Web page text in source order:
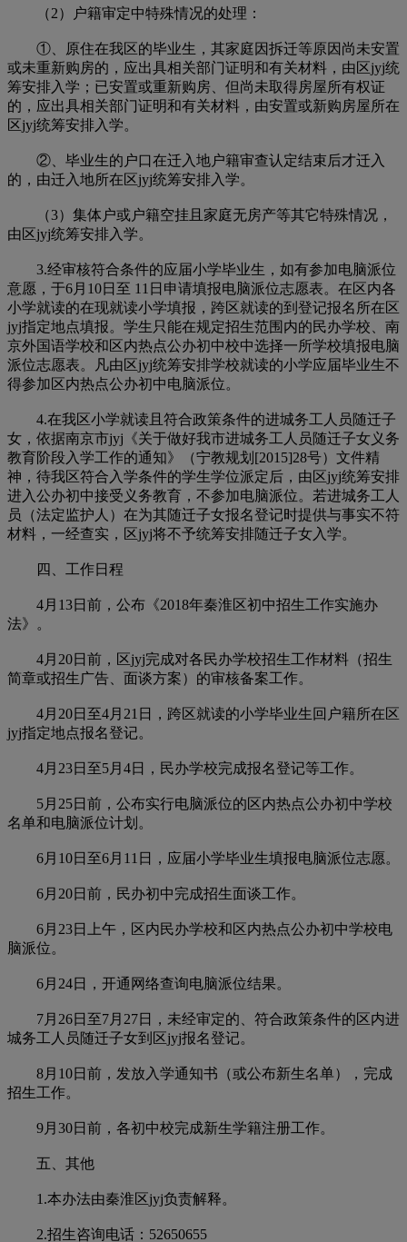
（2）户籍审定中特殊情况的处理：
①、原住在我区的毕业生，其家庭因拆迁等原因尚未安置
或未重新购房的，应出具相关部门证明和有关材料，由区jyj统
筹安排入学；已安置或重新购房、但尚未取得房屋所有权证
的，应出具相关部门证明和有关材料，由安置或新购房屋所在
区jyj统筹安排入学。
②、毕业生的户口在迁入地户籍审查认定结束后才迁入
的，由迁入地所在区jyj统筹安排入学。
（3）集体户或户籍空挂且家庭无房产等其它特殊情况，
由区jyj统筹安排入学。
3.经审核符合条件的应届小学毕业生，如有参加电脑派位
意愿，于6月10日至 11日申请填报电脑派位志愿表。在区内各
小学就读的在现就读小学填报，跨区就读的到登记报名所在区
jyj指定地点填报。学生只能在规定招生范围内的民办学校、南
京外国语学校和区内热点公办初中校中选择一所学校填报电脑
派位志愿表。凡由区jyj统筹安排学校就读的小学应届毕业生不
得参加区内热点公办初中电脑派位。
4.在我区小学就读且符合政策条件的进城务工人员随迁子
女，依据南京市jyj《关于做好我市进城务工人员随迁子女义务
教育阶段入学工作的通知》（宁教规划[2015]28号）文件精
神，待我区符合入学条件的学生学位派定后，由区jyj统筹安排
进入公办初中接受义务教育，不参加电脑派位。若进城务工人
员（法定监护人）在为其随迁子女报名登记时提供与事实不符
材料，一经查实，区jyj将不予统筹安排随迁子女入学。
四、工作日程
4月13日前，公布《2018年秦淮区初中招生工作实施办
法》。
4月20日前，区jyj完成对各民办学校招生工作材料（招生
简章或招生广告、面谈方案）的审核备案工作。
4月20日至4月21日，跨区就读的小学毕业生回户籍所在区
jyj指定地点报名登记。
4月23日至5月4日，民办学校完成报名登记等工作。
5月25日前，公布实行电脑派位的区内热点公办初中学校
名单和电脑派位计划。
6月10日至6月11日，应届小学毕业生填报电脑派位志愿。
6月20日前，民办初中完成招生面谈工作。
6月23日上午，区内民办学校和区内热点公办初中学校电
脑派位。
6月24日，开通网络查询电脑派位结果。
7月26日至7月27日，未经审定的、符合政策条件的区内进
城务工人员随迁子女到区jyj报名登记。
8月10日前，发放入学通知书（或公布新生名单），完成
招生工作。
9月30日前，各初中校完成新生学籍注册工作。
五、其他
1.本办法由秦淮区jyj负责解释。
2.招生咨询电话：52650655